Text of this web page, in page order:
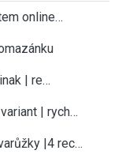
online…
| re…
| rych…
|4 rec…